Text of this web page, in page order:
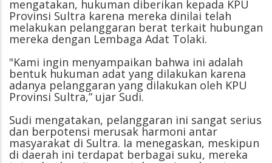
mengatakan, hukuman diberikan kepada KPU
Provinsi Sultra karena mereka dinilai telah
melakukan pelanggaran berat terkait hubungan
mereka dengan Lembaga Adat Tolaki.
"Kami ingin menyampaikan bahwa ini adalah
bentuk hukuman adat yang dilakukan karena
adanya pelanggaran yang dilakukan oleh KPU
Provinsi Sultra,” ujar Sudi.
Sudi mengatakan, pelanggaran ini sangat serius
dan berpotensi merusak harmoni antar
masyarakat di Sultra. Ia menegaskan, meskipun
di daerah ini terdapat berbagai suku, mereka